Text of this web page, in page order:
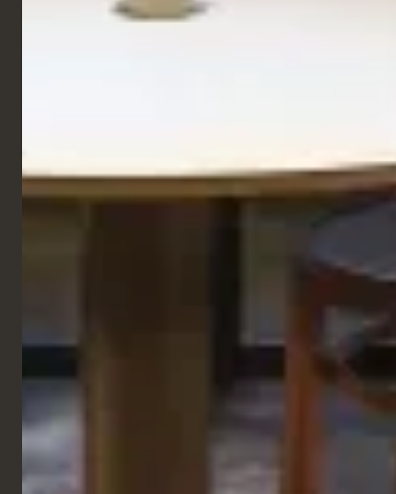
Hôtel Aleph | Terrasse Sky
Blu